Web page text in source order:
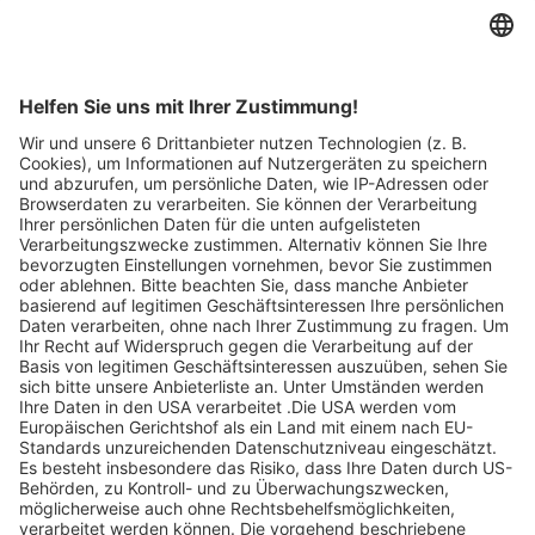
Legen Sie zum
Mitbieten eine
Höchstgrenze für
Ihr Gebot fest. Ein
automatischer
Bietagent bietet
für Sie bis zum
Höchstgebot.
Sind Sie am Ende
der
Höchstbietende,
werden Sie per E-
Mail informiert
und erhalten nach
Zahlungseingang
ein Zertifikat zum
Einlösen des
Angebots.